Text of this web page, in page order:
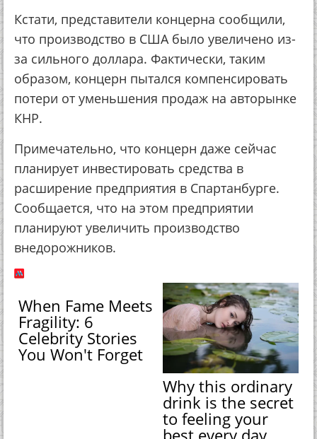
Кстати, представители концерна сообщили,
что производство в США было увеличено из-
за сильного доллара. Фактически, таким
образом, концерн пытался компенсировать
потери от уменьшения продаж на авторынке
КНР.
Примечательно, что концерн даже сейчас
планирует инвестировать средства в
расширение предприятия в Спартанбурге.
Сообщается, что на этом предприятии
планируют увеличить производство
внедорожников.
When Fame Meets
Fragility: 6
Celebrity Stories
You Won't Forget
Why this ordinary
drink is the secret
to feeling your
best every day